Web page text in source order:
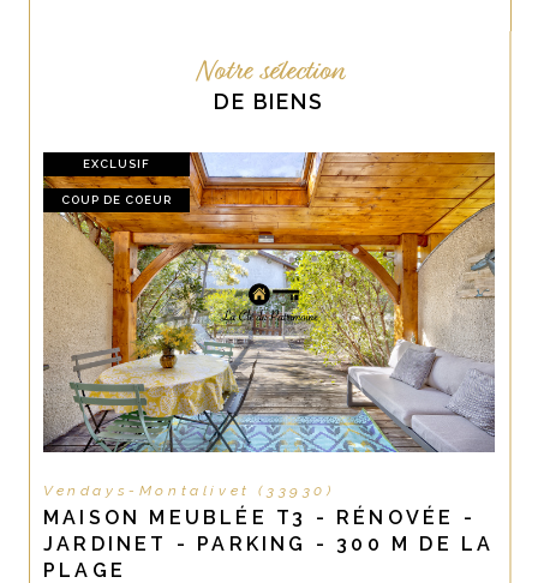
Notre sélection
DE BIENS
EXCLUSIF
COUP DE COEUR
Vendays-Montalivet (33930)
MAISON MEUBLÉE T3 - RÉNOVÉE -
JARDINET - PARKING - 300 M DE LA
PLAGE